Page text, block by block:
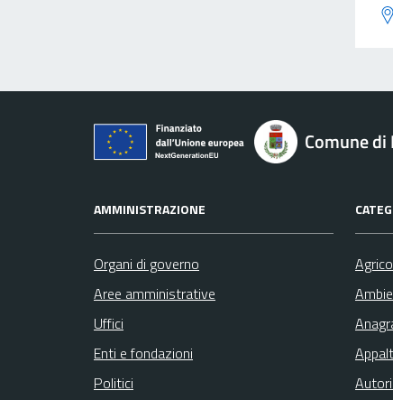
Comune
AMMINISTRAZIONE
Organi di governo
Aree amministrative
Uffici
Enti e fondazioni
Politici